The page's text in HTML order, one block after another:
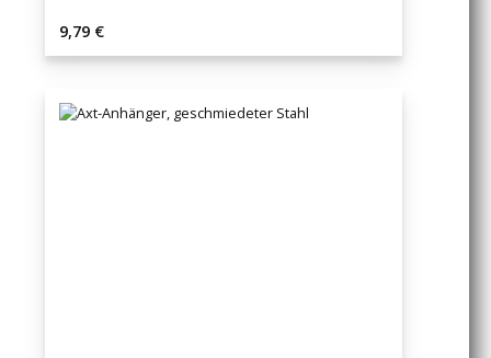
Regulärer Preis:
9,79 €